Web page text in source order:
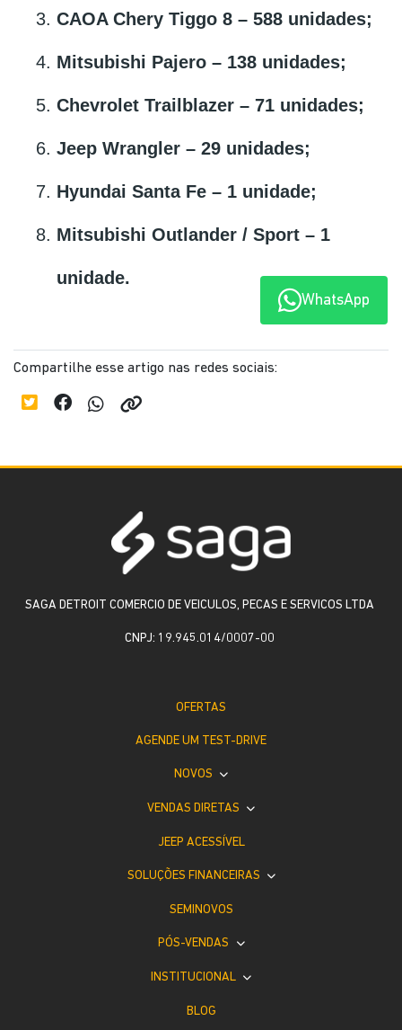
CAOA Chery Tiggo 8 – 588 unidades;
Mitsubishi Pajero – 138 unidades;
Chevrolet Trailblazer – 71 unidades;
Jeep Wrangler – 29 unidades;
Hyundai Santa Fe – 1 unidade;
Mitsubishi Outlander / Sport – 1
unidade.
Compartilhe esse artigo nas redes sociais:
WhatsApp
SAGA DETROIT COMERCIO DE VEICULOS, PECAS E SERVICOS LTDA
CNPJ: 19.945.014/0007-00
OFERTAS
AGENDE UM TEST-DRIVE
NOVOS
VENDAS DIRETAS
JEEP ACESSÍVEL
SOLUÇÕES FINANCEIRAS
SEMINOVOS
PÓS-VENDAS
INSTITUCIONAL
BLOG